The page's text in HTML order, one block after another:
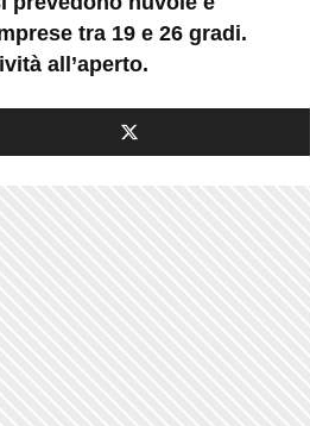
tra 19 e 26 gradi.
all’aperto.